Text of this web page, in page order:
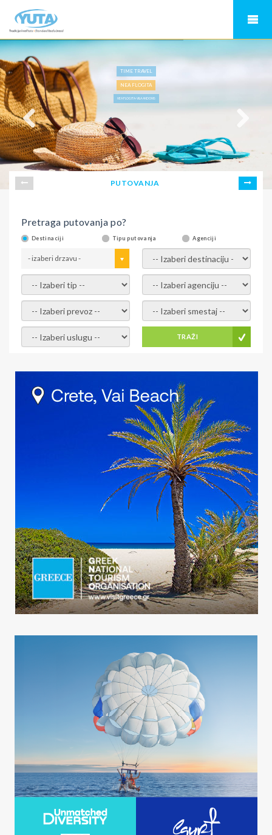
TIME TRAVEL
NEA FLOGITA
NEA FLOGITA-VILA ANDONIS
PUTOVANJA
Pretraga putovanja po?
Destinaciji Tipu putovanja Agenciji
- izaberi drzavu - - izaberi destinaciju -
- izaberi tip - - izaberi agenciju -
- izaberi prevoz - - Izaberite smestaj -
- Izaberite uslugu - TRAŽI